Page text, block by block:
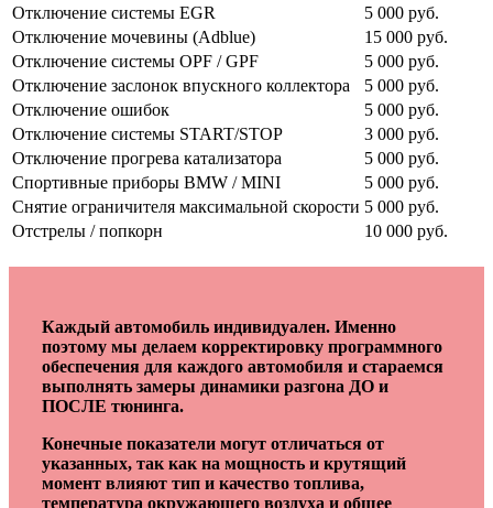
Отключение системы EGR
5 000 руб.
Отключение мочевины (Adblue)
15 000 руб.
Отключение системы OPF / GPF
5 000 руб.
Отключение заслонок впускного коллектора
5 000 руб.
Отключение ошибок
5 000 руб.
Отключение системы START/STOP
3 000 руб.
Отключение прогрева катализатора
5 000 руб.
Спортивные приборы BMW / MINI
5 000 руб.
Снятие ограничителя максимальной скорости 5 000 руб.
Отстрелы / попкорн
10 000 руб.
Каждый автомобиль индивидуален. Именно
поэтому мы делаем корректировку программного
обеспечения для каждого автомобиля и стараемся
выполнять замеры динамики разгона ДО и
ПОСЛЕ тюнинга.
Конечные показатели могут отличаться от
указанных, так как на мощность и крутящий
момент влияют тип и качество топлива,
температура окружающего воздуха и общее